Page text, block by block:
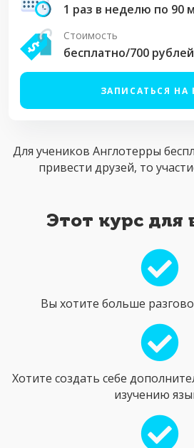
1 раз в неделю по 90
Стоимость
бесплатно/700 рублей
ЗАПИСАТЬСЯ НА
Для учеников Англотерры
привести друзей, то
Этот курс для
Вы хотите больше
Хотите создать себе
изучению